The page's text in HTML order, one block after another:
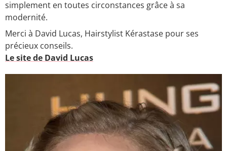
simplement en toutes circonstances grâce à sa
modernité.
Merci à David Lucas, Hairstylist Kérastase pour ses
précieux conseils.
Le site de David Lucas